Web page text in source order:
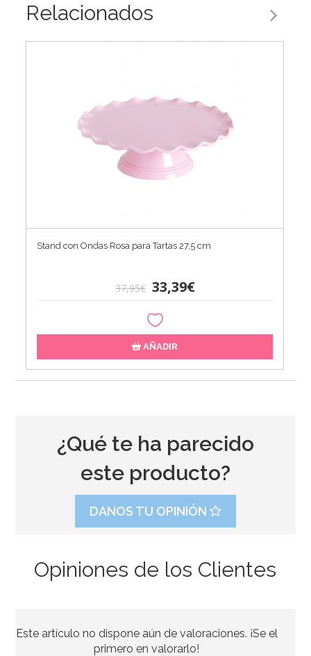
Relacionados
Stand con Ondas Rosa para Tartas 27,5 cm
37,95€ 33,39€
AÑADIR
4,95€ 4,45€
¿Qué te ha parecido
este producto?
DANOS TU OPINIÓN
Opiniones de los Clientes
Este artículo no dispone aún de valoraciones. ¡Se el
primero en valorarlo!